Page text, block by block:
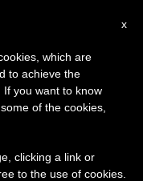
‘chiesa
x
which are
to achieve the
If you want to know
of the cookies,
clicking a link or
to the use of cookies.